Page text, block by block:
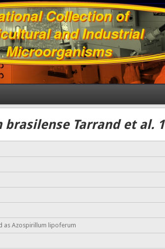
Tarrand et al.
as Azospirillum lipoferum